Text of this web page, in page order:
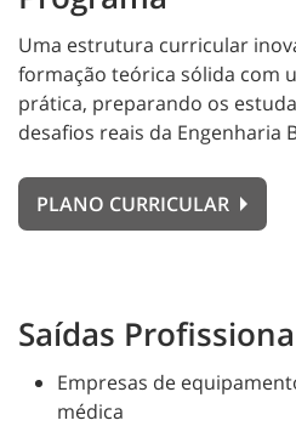
Uma estrutura curricular
formação teórica sólida com
prática, preparando os
desafios reais da Engenharia
PLANO CURRICULAR
Saídas
Empresas de
médica